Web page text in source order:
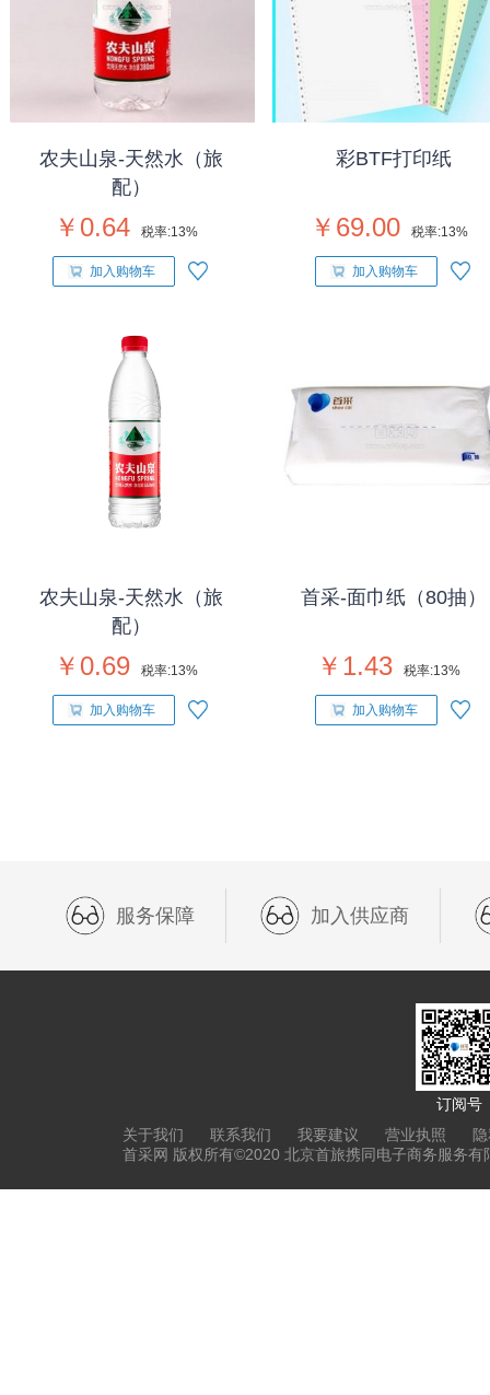
农夫山泉-天然水（旅
配）
￥0.64 税率:13%
加入购物车
彩BTF打印纸
￥69.00 税率:13%
加入购物车
农夫山泉-天然水（旅
配）
￥0.69 税率:13%
加入购物车
首采-面巾纸（80抽）
￥1.43 税率:13%
加入购物车
服务保障 加入供应商
订阅号
关于我们
联系我们 我要建议 营业执照
首采网 版权所有©2020 北京首旅携同电子商务服务有